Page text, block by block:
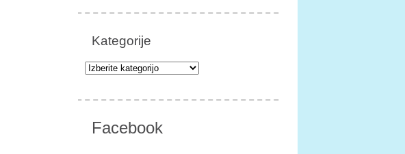
Kategorije
Kategorije
Facebook